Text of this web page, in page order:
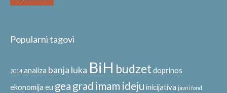
Popularni tagovi
2014 analiza banja luka BiH budzet doprinos
ekonomija eu gea grad imam ideju inicijativa javni fond